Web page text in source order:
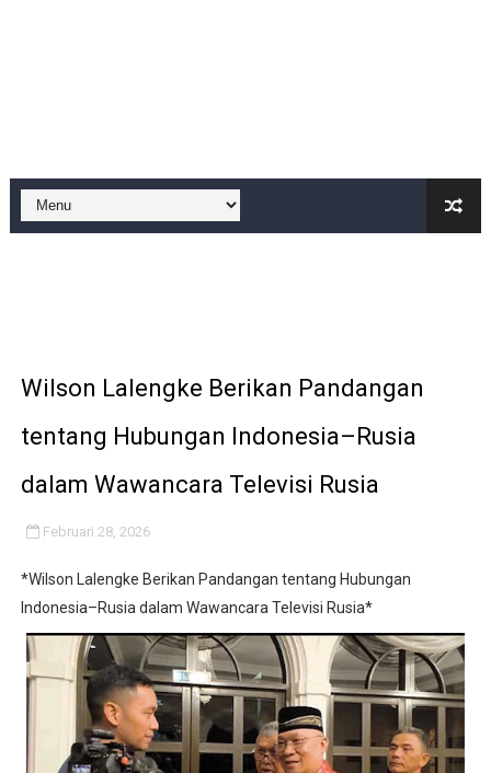
Kepala KSP Jenderal Dudung Pimpin Peluncuran Buku
Official Statement by the Royal Office of Morocco
Wilson Lalengke Berikan Pandangan
tentang Hubungan Indonesia–Rusia
dalam Wawancara Televisi Rusia
Februari 28, 2026
*Wilson Lalengke Berikan Pandangan tentang Hubungan
Indonesia–Rusia dalam Wawancara Televisi Rusia*